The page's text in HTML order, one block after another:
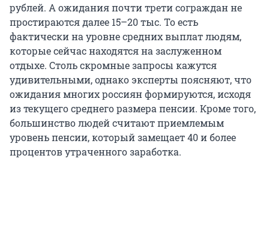
рублей. А ожидания почти трети сограждан не
простираются далее 15–20 тыс. То есть
фактически на уровне средних выплат людям,
которые сейчас находятся на заслуженном
отдыхе. Столь скромные запросы кажутся
удивительными, однако эксперты поясняют, что
ожидания многих россиян формируются, исходя
из текущего среднего размера пенсии. Кроме того,
большинство людей считают приемлемым
уровень пенсии, который замещает 40 и более
процентов утраченного заработка.